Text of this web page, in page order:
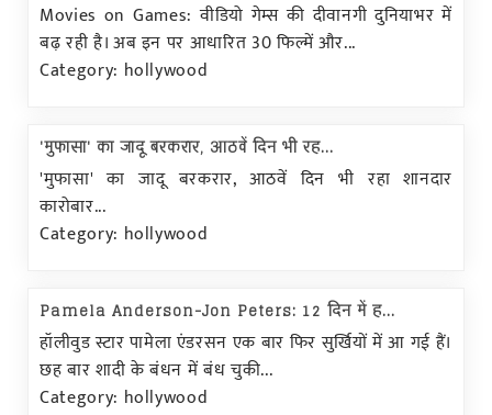
Movies on Games: वीडियो गेम्स की दीवानगी दुनियाभर में
बढ़ रही है। अब इन पर आधारित 30 फिल्में और...
Category: hollywood
'मुफासा' का जादू बरकरार, आठवें दिन भी रह...
'मुफासा' का जादू बरकरार, आठवें दिन भी रहा शानदार
कारोबार...
Category: hollywood
Pamela Anderson-Jon Peters: 12 दिन में ह...
हॉलीवुड स्टार पामेला एंडरसन एक बार फिर सुर्खियों में आ गई हैं।
छह बार शादी के बंधन में बंध चुकी...
Category: hollywood